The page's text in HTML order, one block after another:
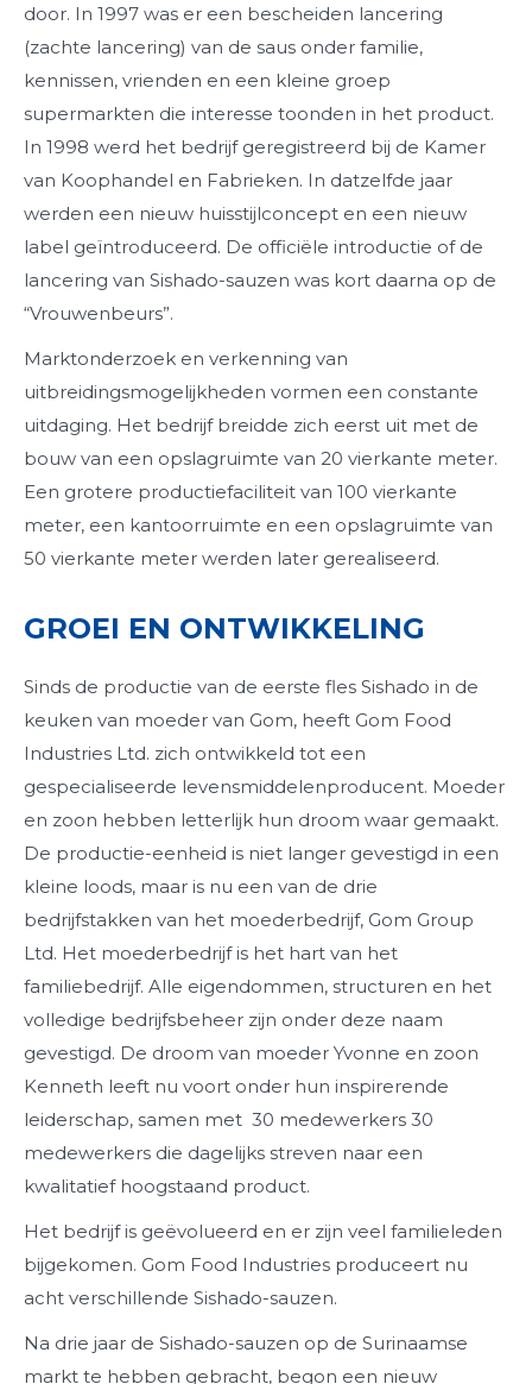
door. In 1997 was er een bescheiden lancering
(zachte lancering) van de saus onder familie,
kennissen, vrienden en een kleine groep
supermarkten die interesse toonden in het product.
In 1998 werd het bedrijf geregistreerd bij de Kamer
van Koophandel en Fabrieken. In datzelfde jaar
werden een nieuw huisstijlconcept en een nieuw
label geïntroduceerd. De officiële introductie of de
lancering van Sishado-sauzen was kort daarna op de
“Vrouwenbeurs”.
Marktonderzoek en verkenning van
uitbreidingsmogelijkheden vormen een constante
uitdaging. Het bedrijf breidde zich eerst uit met de
bouw van een opslagruimte van 20 vierkante meter.
Een grotere productiefaciliteit van 100 vierkante
meter, een kantoorruimte en een opslagruimte van
50 vierkante meter werden later gerealiseerd.
GROEI EN ONTWIKKELING
Sinds de productie van de eerste fles Sishado in de
keuken van moeder van Gom, heeft Gom Food
Industries Ltd. zich ontwikkeld tot een
gespecialiseerde levensmiddelenproducent. Moeder
en zoon hebben letterlijk hun droom waar gemaakt.
De productie-eenheid is niet langer gevestigd in een
kleine loods, maar is nu een van de drie
bedrijfstakken van het moederbedrijf, Gom Group
Ltd. Het moederbedrijf is het hart van het
familiebedrijf. Alle eigendommen, structuren en het
volledige bedrijfsbeheer zijn onder deze naam
gevestigd. De droom van moeder Yvonne en zoon
Kenneth leeft nu voort onder hun inspirerende
leiderschap, samen met 30 medewerkers 30
medewerkers die dagelijks streven naar een
kwalitatief hoogstaand product.
Het bedrijf is geëvolueerd en er zijn veel familieleden
bijgekomen. Gom Food Industries produceert nu
acht verschillende Sishado-sauzen.
Na drie jaar de Sishado-sauzen op de Surinaamse
markt te hebben gebracht, begon een nieuw